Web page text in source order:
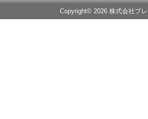
Copyright© 2026 株式会社ブ